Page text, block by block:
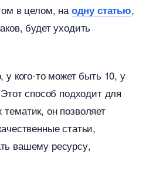
в целом, наодну статью,
будет уходить
у кого-то может быть 10, у
способ подходит для
он позволяет
статьи,
вашему ресурсу,